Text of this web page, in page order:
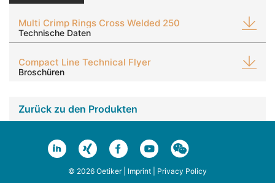
Multi Crimp Rings Cross Welded 250
Technische Daten
Compact Line Technical Flyer
Broschüren
Zurück zu den Produkten
© 2026 Oetiker | Imprint Privacy Policy